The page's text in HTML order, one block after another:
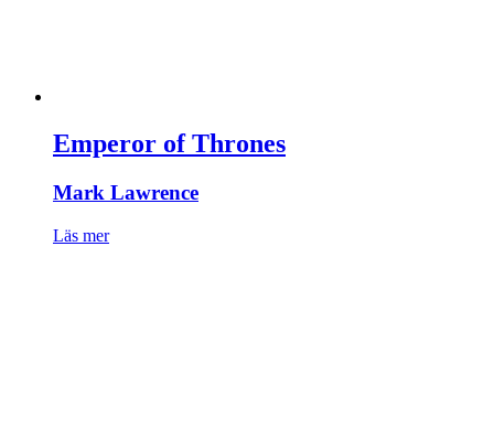
Emperor of Thrones
Mark Lawrence
Läs mer